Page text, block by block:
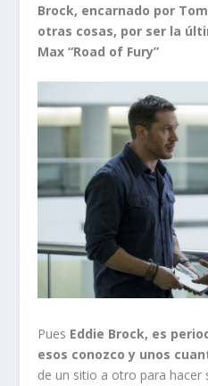
Brock, encarnado por
otras cosas, por ser la
Max “Road of Fury”
Pues Eddie Brock, es
esos conozco y unos
de un sitio a otro para hacer